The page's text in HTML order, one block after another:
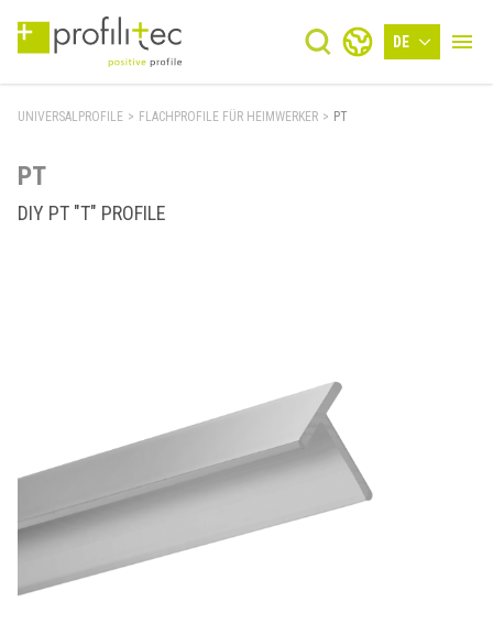
DE
UNIVERSALPROFILE > FLACHPROFILE FÜR HEIMWERKER > PT
PT
DIY PT "T" PROFILE